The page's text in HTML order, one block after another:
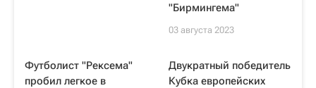
"Бирмингема"
03 августа 2023
Футболист "Рексема"
пробил легкое в
Двукратный победитель
Кубка европейских